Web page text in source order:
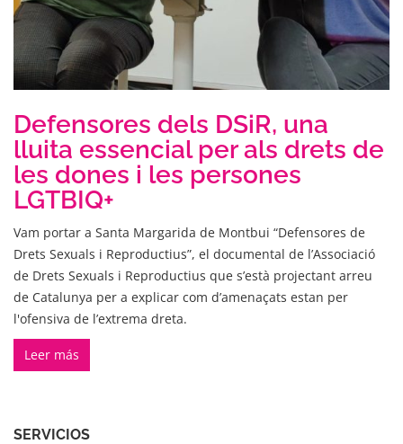
SERVICIOS
Defensores dels DSiR, una
lluita essencial per als drets de
les dones i les persones
LGTBIQ+
Vam portar a Santa Margarida de Montbui “Defensores de
Drets Sexuals i Reproductius”, el documental de l’Associació
de Drets Sexuals i Reproductius que s’està projectant arreu
de Catalunya per a explicar com d’amenaçats estan per
l'ofensiva de l’extrema dreta.
Leer más